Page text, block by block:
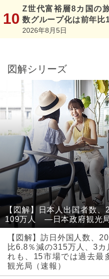
Z世代富裕層8カ国の
数グループ化は前年
2026年8月5日
図解シリーズ
【図解】日本人出国者数
109万人 ―日本政府観光局
【図解】訪日外国人数、
比6.8％減の315万人、3カ
れも、15市場では過去
観光局（速報）